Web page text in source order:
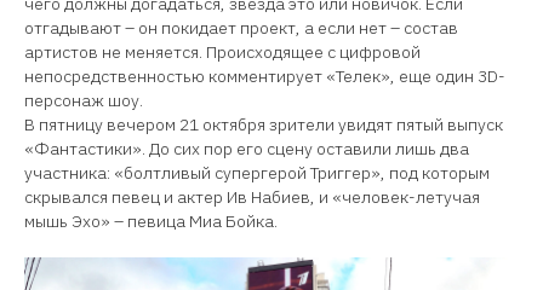
отгадывают – он покидает проект, а если нет – состав
артистов не меняется. Происходящее с цифровой
непосредственностью комментирует «Телек», еще один 3D-
персонаж шоу.
В пятницу вечером 21 октября зрители увидят пятый выпуск
«Фантастики». До сих пор его сцену оставили лишь два
участника: «болтливый супергерой Триггер», под которым
скрывался певец и актер Ив Набиев, и «человек-летучая
мышь Эхо» – певица Миа Бойка.